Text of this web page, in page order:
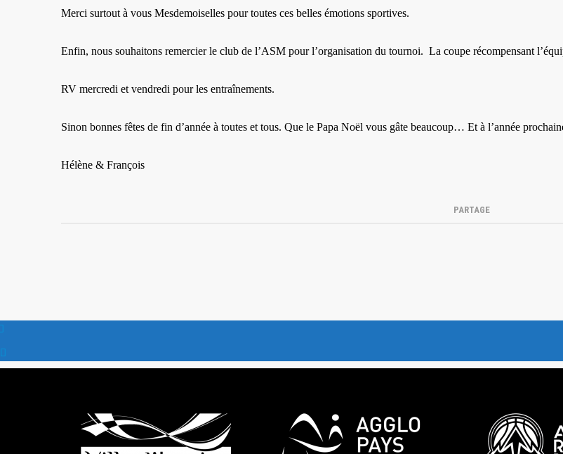
Merci surtout à vous Mesdemoiselles pour toutes ces belles émotions sportives.
Enfin, nous souhaitons remercier le club de l’ASM pour l’organisation du tournoi. La coupe récompensant
RV mercredi et vendredi pour les entraînements.
Sinon bonnes fêtes de fin d’année à toutes et tous. Que le Papa Noël vous gâte beaucoup… Et à l’année
Hélène & François
PARTAGE